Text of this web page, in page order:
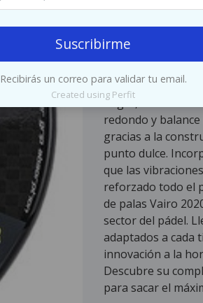
Suscribirme
Recibirás un correo para validar tu email.
Created using Perfit
Descripción
SELLADOS Y
oriente 361
lunes a viernes de
negra,
redondo y
gracias a la
punto dulce.
que las
reforzado todo el
de palas Vairo
sector del pádel.
adaptados a cada
innovación a la
Descubre su
para sacar el